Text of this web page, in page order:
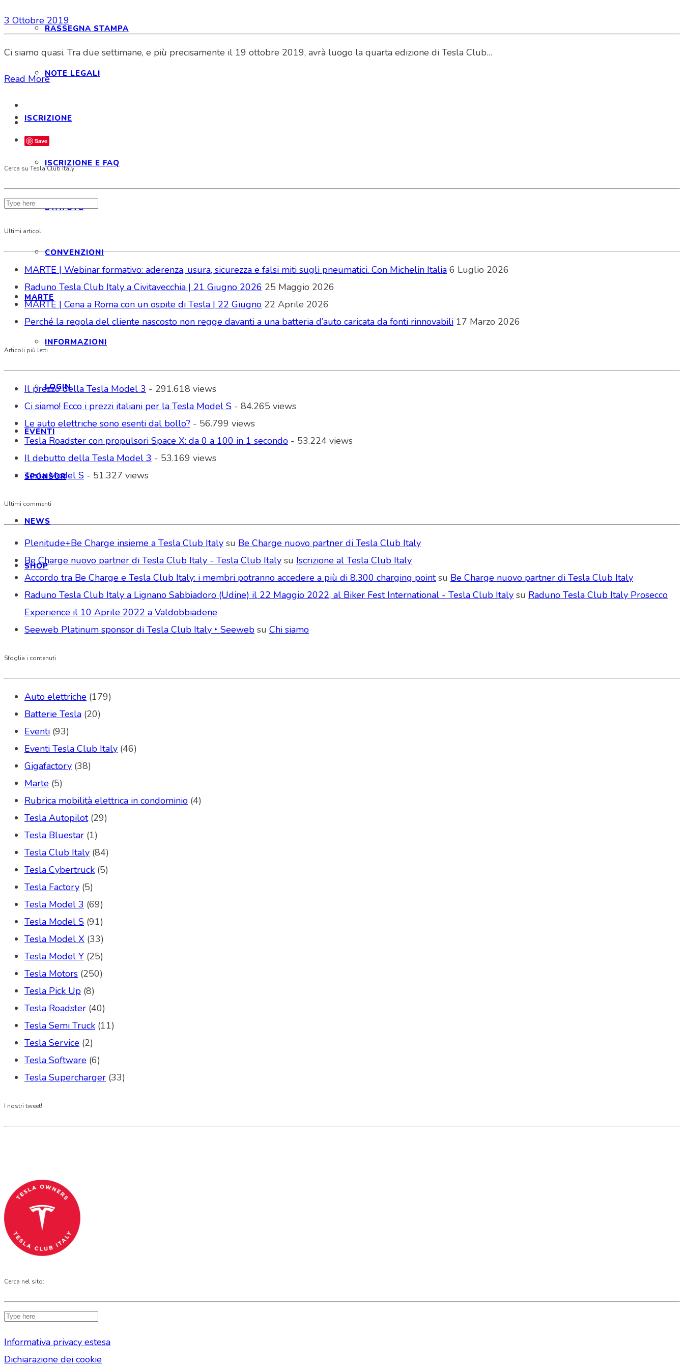
RASSEGNA STAMPA
NOTE LEGALI
ISCRIZIONE
ISCRIZIONE E FAQ
STATUTO
CONVENZIONI
MARTE
INFORMAZIONI
LOGIN
EVENTI
SPONSOR
NEWS
SHOP
3 Ottobre 2019
Ci siamo quasi. Tra due settimane, e più precisamente il 19 ottobre 2019, avrà luogo la quarta edizione di Tesla Club…
Read More
Save
Cerca su Tesla Club Italy
Ultimi articoli
MARTE | Webinar formativo: aderenza, usura, sicurezza e falsi miti sugli pneumatici. Con Michelin Italia 6 Luglio 2026
Raduno Tesla Club Italy a Civitavecchia | 21 Giugno 2026 25 Maggio 2026
MARTE | Cena a Roma con un ospite di Tesla | 22 Giugno 22 Aprile 2026
Perché la regola del cliente nascosto non regge davanti a una batteria d’auto caricata da fonti rinnovabili 17 Marzo 2026
Articoli più letti
Il prezzo della Tesla Model 3 - 291.618 views
Ci siamo! Ecco i prezzi italiani per la Tesla Model S - 84.265 views
Le auto elettriche sono esenti dal bollo? - 56.799 views
Tesla Roadster con propulsori Space X: da 0 a 100 in 1 secondo - 53.224 views
Il debutto della Tesla Model 3 - 53.169 views
Tesla Model S - 51.327 views
Ultimi commenti
Plenitude+Be Charge insieme a Tesla Club Italy su Be Charge nuovo partner di Tesla Club Italy
Be Charge nuovo partner di Tesla Club Italy - Tesla Club Italy su Iscrizione al Tesla Club Italy
Accordo tra Be Charge e Tesla Club Italy: i membri potranno accedere a più di 8.300 charging pointsu Be Charge nuovo partner di Tesla Club Italy
Raduno Tesla Club Italy a Lignano Sabbiadoro (Udine) il 22 Maggio 2022, al Biker Fest International - Tesla Club Italy su Raduno Tesla Club Italy Prosecco
Experience il 10 Aprile 2022 a Valdobbiadene
Seeweb Platinum sponsor di Tesla Club Italy ‣ Seeweb su Chi siamo
Sfoglia i contenuti
Auto elettriche (179)
Batterie Tesla (20)
Eventi (93)
Eventi Tesla Club Italy (46)
Gigafactory (38)
Marte (5)
Rubrica mobilità elettrica in condominio (4)
Tesla Autopilot(29)
Tesla Bluestar (1)
Tesla Club Italy (84)
Tesla Cybertruck (5)
Tesla Factory (5)
Tesla Model 3 (69)
Tesla Model S (91)
Tesla Model X (33)
Tesla Model Y (25)
Tesla Motors (250)
Tesla Pick Up (8)
Tesla Roadster (40)
Tesla Semi Truck (11)
Tesla Service (2)
Tesla Software (6)
Tesla Supercharger (33)
I nostri tweet!
Cerca nel sito:
Informativa privacy estesa
Dichiarazione dei cookie